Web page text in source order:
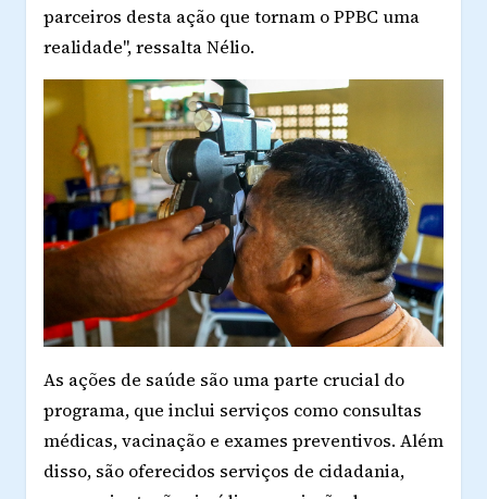
parceiros desta ação que tornam o PPBC uma
realidade", ressalta Nélio.
As ações de saúde são uma parte crucial do
programa, que inclui serviços como consultas
médicas, vacinação e exames preventivos. Além
disso, são oferecidos serviços de cidadania,